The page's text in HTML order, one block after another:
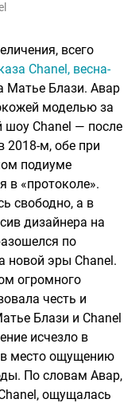
всего
Chanel, весна-
Матье Блази. Авар
моделью за
шоу Chanel — после
2018-м, обе при
подиуме
в «протоколе».
свободно, а в
дизайнера на
по
новой эры Chanel.
огромного
честь и
Блази и Chanel
исчезло в
место ощущению
По словам Авар,
ощущалась